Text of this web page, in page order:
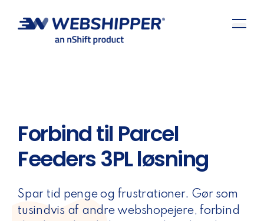
Forbind til Parcel
Feeders 3PL løsning
Spar tid penge og frustrationer. Gør som
tusindvis af andre webshopejere, forbind